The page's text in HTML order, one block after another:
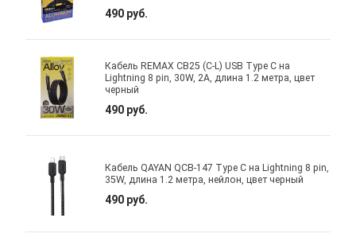
490 руб.
Кабель REMAX CB25 (C-L) USB Type C на
Lightning 8 pin, 30W, 2A, длина 1.2 метра, цвет
черный
490 руб.
Кабель QAYAN QCB-147 Type C на Lightning 8 pin,
35W, длина 1.2 метра, нейлон, цвет черный
490 руб.